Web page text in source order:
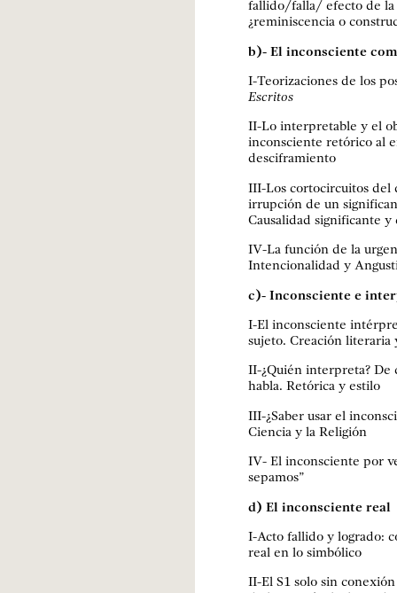
fallido/falla/ efecto de la
¿reminiscencia o
b)- El inconsciente
I-Teorizaciones de los
Escritos
II-Lo interpretable y el
inconsciente retórico al
desciframiento
III-Los cortocircuitos del
irrupción de un
Causalidad significante y
IV-La función de la
Intencionalidad y
c)- Inconsciente e
I-El inconsciente
sujeto. Creación
II-¿Quién interpreta? De
habla. Retórica y estilo
III-¿Saber usar el
Ciencia y la Religión
IV- El inconsciente por
sepamos”
d) El inconsciente real
I-Acto fallido y logrado:
real en lo simbólico
II-El S1 solo sin